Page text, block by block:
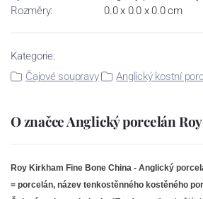
Rozměry:
0.0 x 0.0 x 0.0 cm
Kategorie:
Čajové soupravy
Anglický kostní
O značce Anglický porcelán
Roy Kirkham Fine Bone China - Anglický
= porcelán, název tenkostěnného kostěného